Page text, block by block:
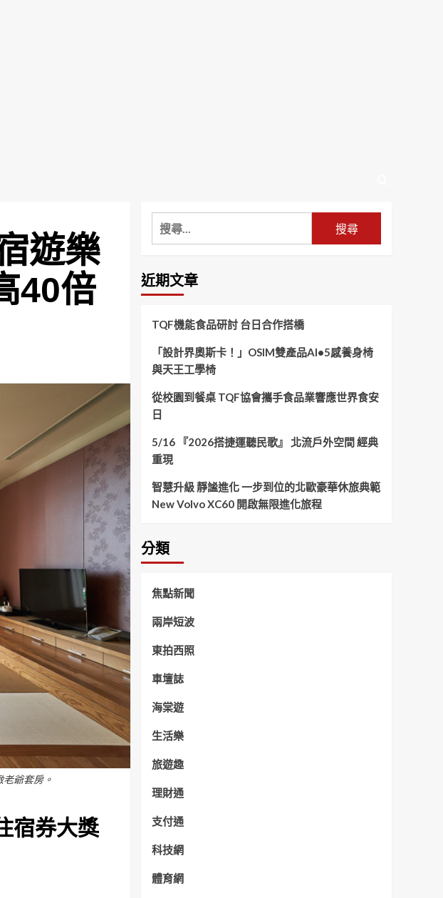
遊樂
40倍
爺套房。
宿券大獎
搜
尋
鍵
字:
近期文章
TQF機能食品研討 台日合作搭橋
「設計界奧斯卡！」OSIM雙產品AI•5感養身椅
與天王工學椅
從校園到餐桌 TQF協會攜手食品業響應世界食安
日
5/16 『2026搭捷運聽民歌』 北流戶外空間 經典
重現
智慧升級 靜謐進化 一步到位的北歐豪華休旅典範
New Volvo XC60 開啟無限進化旅程
分類
焦點新聞
兩岸短波
東拍西照
車壇誌
海棠遊
生活樂
旅遊趣
理財通
支付通
科技網
體育網